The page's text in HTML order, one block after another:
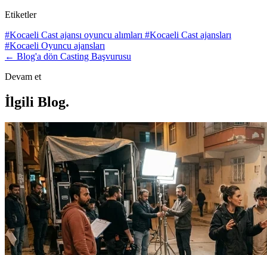
Etiketler
#Kocaeli Cast ajansı oyuncu alımları #Kocaeli Cast ajansları
#Kocaeli Oyuncu ajansları
← Blog'a dön Casting Başvurusu
Devam et
İlgili Blog.